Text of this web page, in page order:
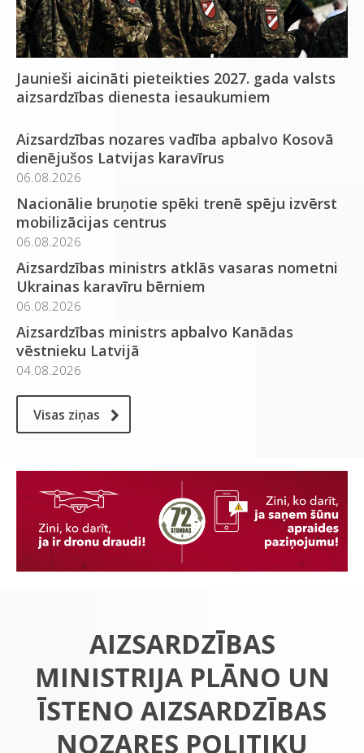
Jaunieši aicināti pieteikties 2027. gada valsts
aizsardzības dienesta iesaukumiem
Aizsardzības nozares vadība apbalvo Kosovā
dienējušos Latvijas karavīrus
06.08.2026
Nacionālie bruņotie spēki trenē spēju izvērst
mobilizācijas centrus
06.08.2026
Aizsardzības ministrs atklās vasaras nometni
Ukrainas karavīru bērniem
06.08.2026
Aizsardzības ministrs apbalvo Kanādas
vēstnieku Latvijā
04.08.2026
Visas ziņas
AIZSARDZĪBAS
MINISTRIJA PLĀNO UN
ĪSTENO AIZSARDZĪBAS
NOZARES POLITIKU